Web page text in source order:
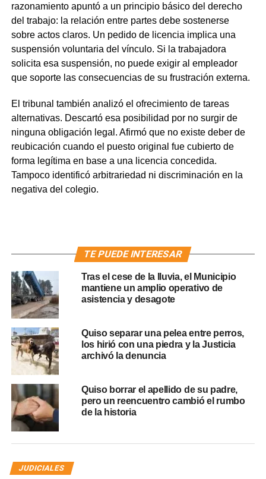
razonamiento apuntó a un principio básico del derecho
del trabajo: la relación entre partes debe sostenerse
sobre actos claros. Un pedido de licencia implica una
suspensión voluntaria del vínculo. Si la trabajadora
solicita esa suspensión, no puede exigir al empleador
que soporte las consecuencias de su frustración externa.
El tribunal también analizó el ofrecimiento de tareas
alternativas. Descartó esa posibilidad por no surgir de
ninguna obligación legal. Afirmó que no existe deber de
reubicación cuando el puesto original fue cubierto de
forma legítima en base a una licencia concedida.
Tampoco identificó arbitrariedad ni discriminación en la
negativa del colegio.
TE PUEDE INTERESAR
Tras el cese de la lluvia, el Municipio
mantiene un amplio operativo de
asistencia y desagote
Quiso separar una pelea entre perros,
los hirió con una piedra y la Justicia
archivó la denuncia
Quiso borrar el apellido de su padre,
pero un reencuentro cambió el rumbo
de la historia
JUDICIALES